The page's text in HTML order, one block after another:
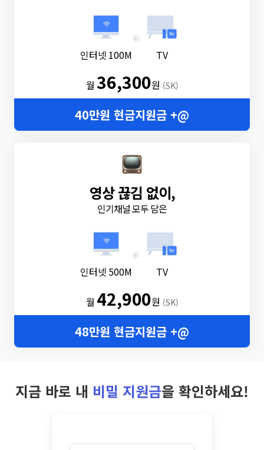
인터넷 100M
+
TV
월36,300원 (SK)
40만원 현금지원금 +@
영상 끊김 없이,
인기채널 모두 담은
인터넷 500M
+
TV
월 42,900원 (SK)
48만원 현금지원금 +@
지금 바로 내 비밀 지원금을 확인하세요!